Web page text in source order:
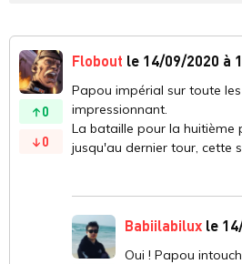
0
0
Flobout le 14/09/2020 à
Papou impérial sur toute
impressionnant.
La bataille pour la huitième
jusqu'au dernier tour, cette
Babiilabilux le
Oui ! Papou